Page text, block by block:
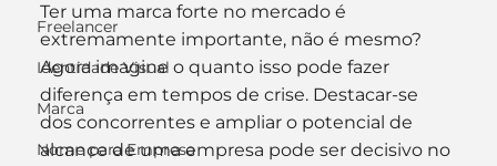
Freelancer
Identidade Visual
Marca
Nome para Empresa
Ter uma marca forte no mercado é
extremamente importante, não é mesmo?
Agora imagine o quanto isso pode fazer
diferença em tempos de crise. Destacar-se
dos concorrentes e ampliar o potencial de
alcance de uma empresa pode ser decisivo no